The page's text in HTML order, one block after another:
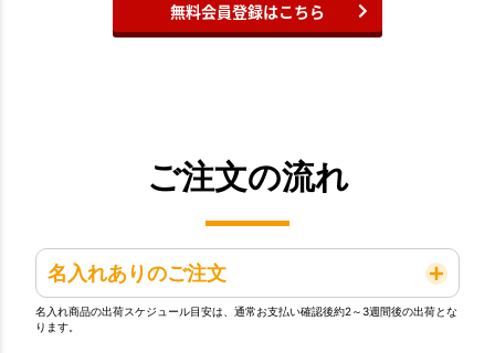
無料会員登録はこちら
ご注文の流れ
名入れありのご注文
名入れ商品の出荷スケジュール目安は、通常お支払い確認後約2～3週間後の出荷とな
ります。